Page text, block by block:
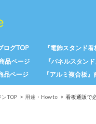
ログTOP 『電飾スタンド
品ページ 『パネルスタン
品ページ 『アルミ複合板
TOP 用途・How to 看板通販で